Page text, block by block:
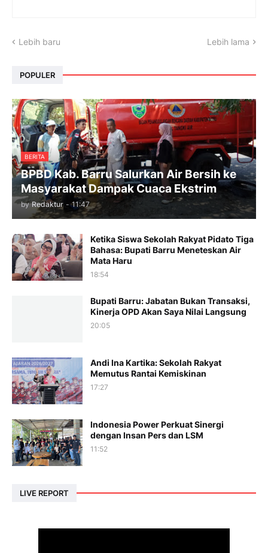
Lebih baru Lebih lama
POPULER
BERITA
BPBD Kab. Barru Salurkan Air Bersih ke
Masyarakat Dampak Cuaca Ekstrim
by Redaktur - 11:47
Ketika Siswa Sekolah Rakyat Pidato Tiga
Bahasa: Bupati Barru Meneteskan Air
Mata Haru
18:54
Bupati Barru: Jabatan Bukan Transaksi,
Kinerja OPD Akan Saya Nilai Langsung
20:05
Andi Ina Kartika: Sekolah Rakyat
Memutus Rantai Kemiskinan
17:27
Indonesia Power Perkuat Sinergi
dengan Insan Pers dan LSM
11:52
LIVE REPORT